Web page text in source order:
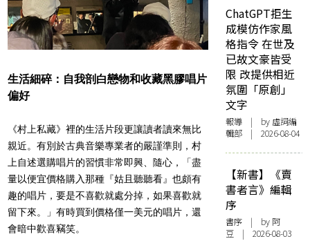
生活細碎：自我剖白戀物和收藏黑膠唱片
偏好
《村上私藏》裡的生活片段更讓讀者讀來無比
親近。有別於古典音樂專業者的嚴謹準則，村
上自述選購唱片的習慣非常即興、隨心，「盡
量以便宜價格購入那種『姑且聽聽看』也頗有
趣的唱片，要是不喜歡就處分掉，如果喜歡就
留下來。」有時買到價格僅一美元的唱片，還
會暗中歡喜竊笑。
ChatGPT拒生
成模仿作家風
格指令 在世及
已故文豪皆受
限 改提供相近
氛圍「原創」
文字
報導 | by 虛詞編
輯部 | 2026-08-04
【新書】《賣
書者言》編輯
序
書序 | by 阿
豆 | 2026-08-03